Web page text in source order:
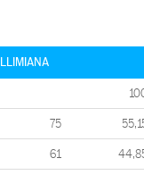
75
61